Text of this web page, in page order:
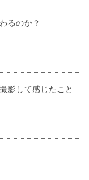
るのか？
影して感じたこと